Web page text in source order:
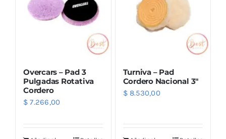
Overcars – Pad 3
Pulgadas Rotativa
Cordero
$ 7.266,00
Turniva – Pad
Cordero Nacional 3″
$8.530,00